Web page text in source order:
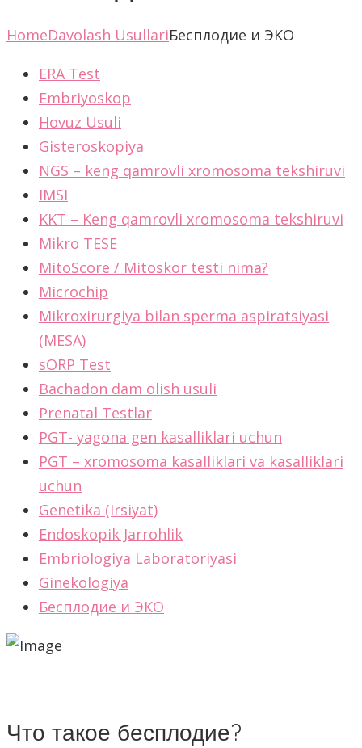
HomeDavolash UsullariБесплодие и ЭКО
ERA Test
Embriyoskop
Hovuz Usuli
Gisteroskopiya
NGS – keng qamrovli xromosoma tekshiruvi
IMSI
KKT – Keng qamrovli xromosoma tekshiruvi
Mikro TESE
MitoScore / Mitoskor testi nima?
Microchip
Mikroxirurgiya bilan sperma aspiratsiyasi
(MESA)
sORP Test
Bachadon dam olish usuli
Prenatal Testlar
PGT- yagona gen kasalliklari uchun
PGT – xromosoma kasalliklari va kasalliklari
uchun
Genetika (Irsiyat)
Endoskopik Jarrohlik
Embriologiya Laboratoriyasi
Ginekologiya
Бесплодие и ЭКО
Что такое бесплодие?